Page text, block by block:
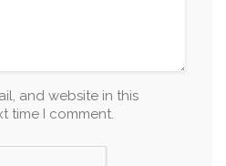
and website in this
time I comment.